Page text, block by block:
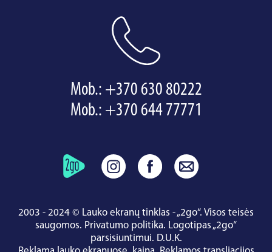
Mob.: +370 630 80222
Mob.: +370 644 77771
2003 - 2024 © Lauko ekranų tinklas - „2go“. Visos teisės
saugomos. Privatumo politika. Logotipas „2go“
parsisiuntimui. D.U.K.